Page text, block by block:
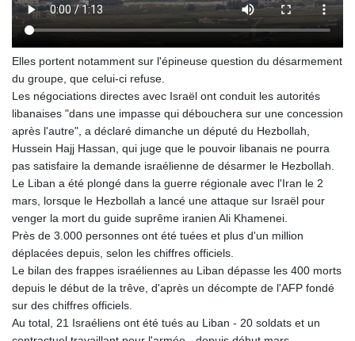
Elles portent notamment sur l'épineuse question du désarmement
du groupe, que celui-ci refuse.
Les négociations directes avec Israël ont conduit les autorités
libanaises "dans une impasse qui débouchera sur une concession
après l'autre", a déclaré dimanche un député du Hezbollah,
Hussein Hajj Hassan, qui juge que le pouvoir libanais ne pourra
pas satisfaire la demande israélienne de désarmer le Hezbollah.
Le Liban a été plongé dans la guerre régionale avec l'Iran le 2
mars, lorsque le Hezbollah a lancé une attaque sur Israël pour
venger la mort du guide suprême iranien Ali Khamenei.
Près de 3.000 personnes ont été tuées et plus d'un million
déplacées depuis, selon les chiffres officiels.
Le bilan des frappes israéliennes au Liban dépasse les 400 morts
depuis le début de la trêve, d'après un décompte de l'AFP fondé
sur des chiffres officiels.
Au total, 21 Israéliens ont été tués au Liban - 20 soldats et un